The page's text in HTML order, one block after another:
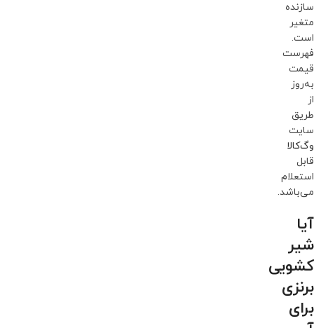
سازنده
متغیر
است.
فهرست
قیمت
به‌روز
از
طریق
سایت
وگ‌کالا
قابل
استعلام
می‌باشد.
آیا
شیر
کشویی
برنزی
برای